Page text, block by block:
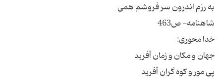
به رزم اندرون سر فروشم همی
شاهنامه- ص463
خدا محوری:
جهان و مکان و زمان آفرید
پی مور و کوه گران آفرید